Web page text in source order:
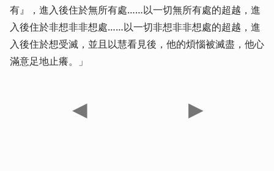
有』，進入後住於無所有處……以一切無所有處的超越，進
入後住於非想非非想處……以一切非想非非想處的超越，進
入後住於想受滅，並且以慧看見後，他的煩惱被滅盡，他心
滿意足地止癢。」
◀ ▶